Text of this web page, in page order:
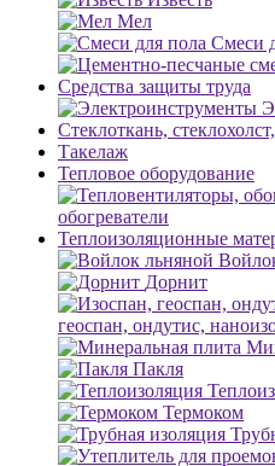
Мел
Смеси
Средства защиты труда
Стеклоткань,
Такелаж
Тепловое оборудование
обогреватели
Теплоизоляционные
Дорнит
геоспан, ондутис,
Пакля
Термоком